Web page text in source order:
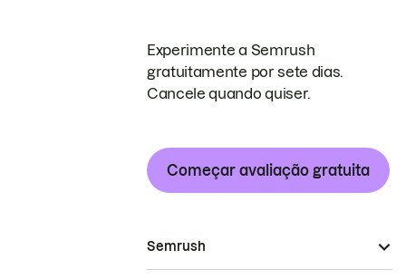
Experimente a Semrush
gratuitamente por sete dias.
Cancele quando quiser.
Começar avaliação gratuita
Semrush